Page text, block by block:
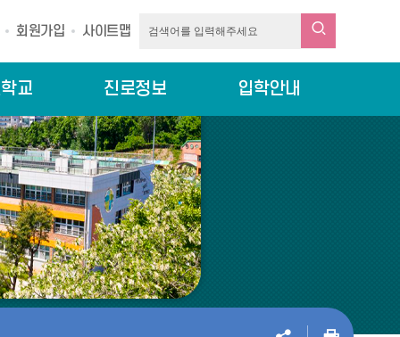
회원가입 사이트맵
교 진로정보 입학안내